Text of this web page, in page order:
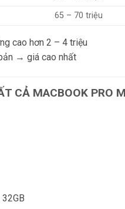
65 – 70 triệu
cao hơn 2 – 4 triệu
→ giá cao nhất
CẢ MACBOOK PRO